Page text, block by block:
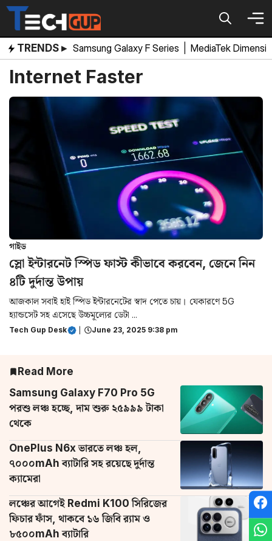
Skip
content
TRENDS ▸ Samsung Galaxy F Series MediaTek
Internet Faster
গাইড
স্লো ইন্টারনেট স্পিড ফাস্ট কীভাবে করবেন, জেনে নিন
৪টি দুর্দান্ত উপায়
আজকাল সবাই হাই স্পিড ইন্টারনেটের স্বাদ পেতে চায়। যেকারণে 5G
হ্যান্ডসেট সহ এসেছে উচ্চমূল্যের ডেটা ...
Tech Gup Desk June 23, 2025 9:38 pm
Read More
Samsung Galaxy F70 Pro 5G
পরশু লঞ্চ হচ্ছে, দাম শুরু ২৫৯৯৯ টাকা
থেকে
OnePlus N6x ভারতে লঞ্চ হল,
৭০০০mAh ব্যাটারি সহ রয়েছে দুর্দান্ত
ক্যামেরা
লঞ্চের আগেই Redmi K100 সিরিজের
ফিচার ফাঁস, থাকবে ১৬ জিবি র‌্যাম ও
৮৫০০mAh ব্যাটারি